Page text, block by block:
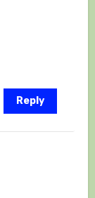
Reply